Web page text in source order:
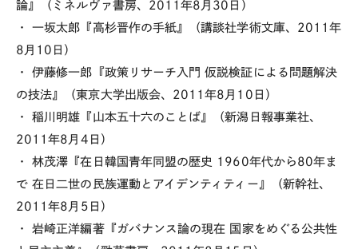
論』（ミネルヴァ書房、2011年8月30日）
・ 一坂太郎『高杉晋作の手紙』（講談社学術文庫、2011年
8月10日）
・ 伊藤修一郎『政策リサーチ入門 仮説検証による問題解決
の技法』（東京大学出版会、2011年8月10日）
・ 稲川明雄『山本五十六のことば』（新潟日報事業社、
2011年8月4日）
・ 林茂澤『在日韓国青年同盟の歴史 1960年代から80年ま
で 在日二世の民族運動とアイデンティティー』（新幹社、
2011年8月5日）
・ 岩崎正洋編著『ガバナンス論の現在 国家をめぐる公共性